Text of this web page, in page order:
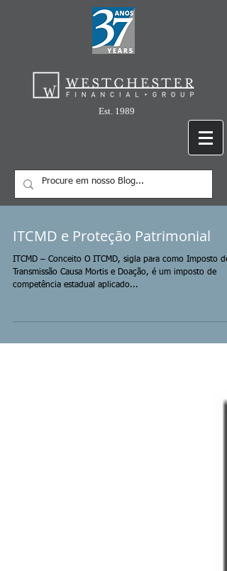
Est. 1989
ITCMD e Proteção Patrimonial
ITCMD – Conceito O ITCMD, sigla para como Imposto de
Transmissão Causa Mortis e Doação, é um imposto de
competência estadual aplicado...